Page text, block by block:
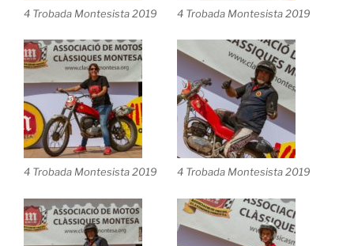
4 Trobada Montesista 2019 4 Trobada Montesista 2019
4 Trobada Montesista 2019 4 Trobada Montesista 2019